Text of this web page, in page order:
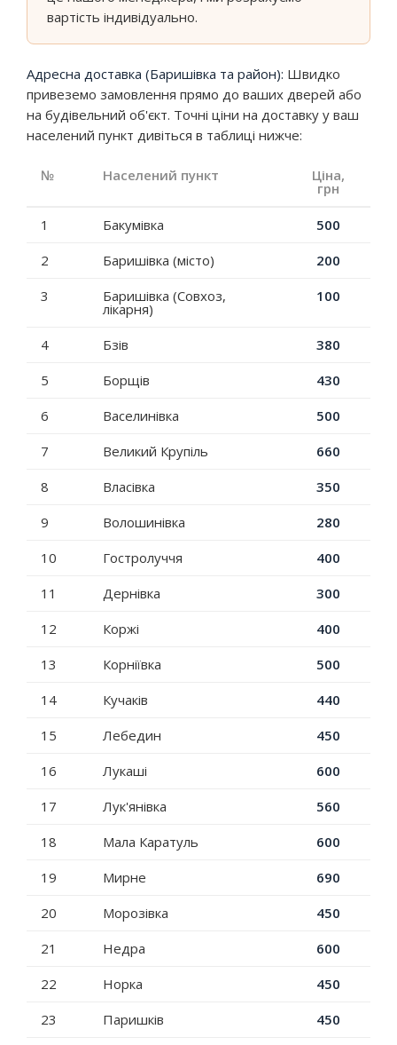
вартість індивідуально.
Адресна доставка (Баришівка та район): Швидко
привеземо замовлення прямо до ваших дверей або
на будівельний об'єкт. Точні ціни на доставку у ваш
населений пункт дивіться в таблиці нижче:
№ Населений пункт Ціна,
грн
1 Бакумівка
500
2
Баришівка (місто)
200
3
Баришівка (Совхоз,
лікарня)
100
4 Бзів
380
5
Борщів
430
6
Васелинівка
500
7
Великий Крупіль
660
8
Власівка
350
9
Волошинівка
280
10
Гостролуччя
400
11
Дернівка
300
12
Коржі
400
13
Корніївка
500
14
Кучаків
440
15
Лебедин
450
16
Лукаші
600
17
Лук'янівка
560
18
Мала Каратуль
600
19
Мирне
690
20
Морозівка
450
21
Недра
600
22
Норка
450
23
Паришків
450